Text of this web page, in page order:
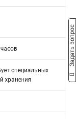
специальных
хранения
Задать вопрос